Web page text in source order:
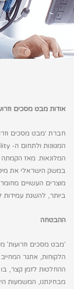
אודות מבט מסכים
חברת ׳מבט מסכים
המגוונות ולתחום ה-
במשק הישראלי את
מוצרים העשויים
ביותר, להשגת עמידות
ההבטחה
'מבט מסכים
הלקוחות, אתגר
ההחלטות לזמן קצר,
מבחינתנו, המשמעות